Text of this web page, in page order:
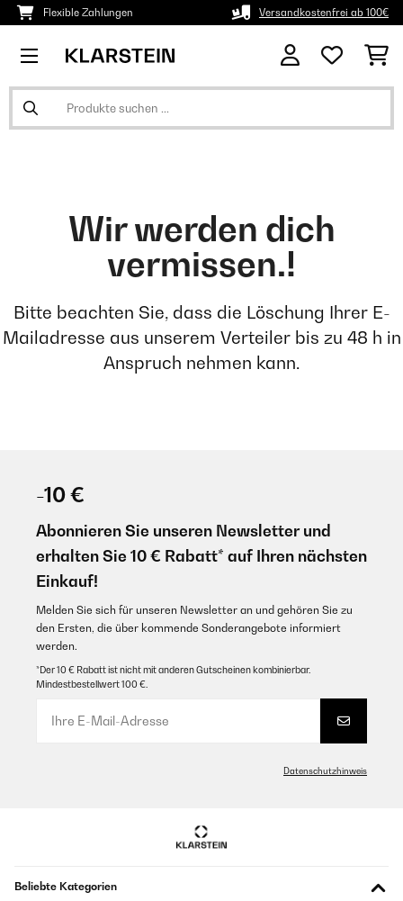
Flexible Zahlungen Versandkostenfrei ab 100€
Wir werden dich
vermissen.!
Bitte beachten Sie, dass die Löschung Ihrer E-
Mailadresse aus unserem Verteiler bis zu 48 h in
Anspruch nehmen kann.
-10 €
Abonnieren Sie unseren Newsletter und
erhalten Sie 10 € Rabatt* auf Ihren nächsten
Einkauf!
Melden Sie sich für unseren Newsletter an und gehören Sie zu
den Ersten, die über kommende Sonderangebote informiert
werden.
*Der 10 € Rabatt ist nicht mit anderen Gutscheinen kombinierbar.
Mindestbestellwert 100 €.
Datenschutzhinweis
Beliebte Kategorien